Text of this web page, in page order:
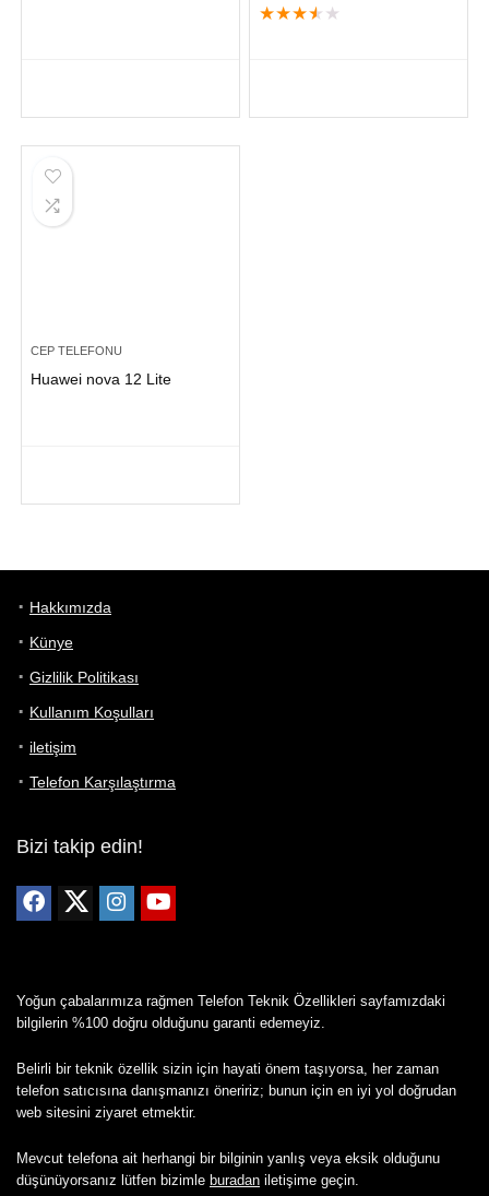
★★★★ ★
CEP TELEFONU
Huawei nova 12 Lite
Hakkımızda
Künye
Gizlilik Politikası
Kullanım Koşulları
iletişim
Telefon Karşılaştırma
Bizi takip edin!
Yoğun çabalarımıza rağmen Telefon Teknik Özellikleri sayfamızdaki
bilgilerin %100 doğru olduğunu garanti edemeyiz.
Belirli bir teknik özellik sizin için hayati önem taşıyorsa, her zaman
telefon satıcısına danışmanızı öneririz; bunun için en iyi yol doğrudan
web sitesini ziyaret etmektir.
Mevcut telefona ait herhangi bir bilginin yanlış veya eksik olduğunu
düşünüyorsanız lütfen bizimle buradan iletişime geçin.